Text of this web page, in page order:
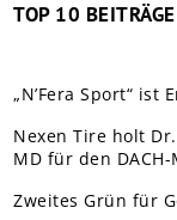
TOP 10 BEITRÄGE
„N’Fera Sport“
Nexen Tire holt
MD für den
Zweites Grün für